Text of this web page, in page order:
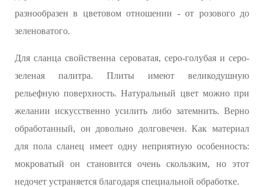
разнообразен в цветовом отношении - от розового до
зеленоватого.
Для сланца свойственна сероватая, серо-голубая и серо-
зеленая палитра. Плиты имеют великодушную
рельефную поверхность. Натуральный цвет можно при
желании искусственно усилить либо затемнить. Верно
обработанный, он довольно долговечен. Как материал
для пола сланец имеет одну неприятную особенность:
мокроватый он становится очень скользким, но этот
недочет устраняется благодаря специальной обработке.